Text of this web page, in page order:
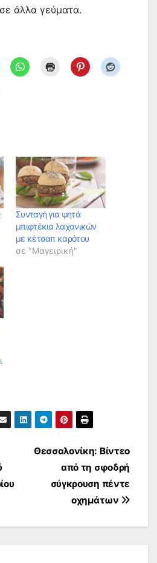
άλλα γεύματα.
Συνταγή για ψητά
μπιφτέκια λαχανικών
με κέτσαπ καρότου
σε "Μαγειρική"
Θεσσαλονίκη: Βίντεο
από τη σφοδρή
σύγκρουση πέντε
οχημάτων